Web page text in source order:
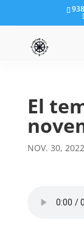
El
NOV. 30, 2022